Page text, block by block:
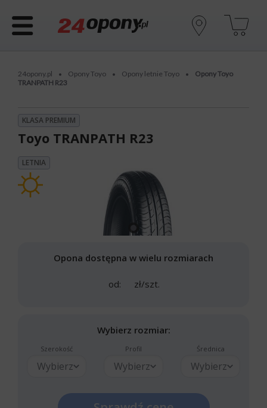
24opony.pl • Opony Toyo • Opony letnie Toyo •
Opony Toyo
TRANPATH R23
KLASA PREMIUM
Toyo TRANPATH R23
LETNIA
Opona dostępna w wielu rozmiarach
od: zł/szt.
Wybierz rozmiar:
Szerokość
Wybierz
Profil
Wybierz
Średnica
Wybierz